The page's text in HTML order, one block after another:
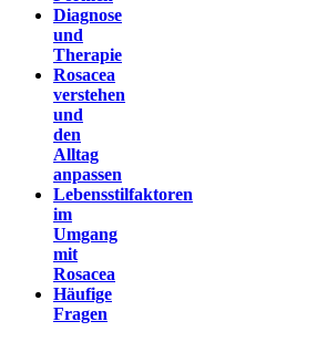
Diagnose
und
Therapie
Rosacea
verstehen
und
den
Alltag
anpassen
Lebensstilfaktoren
im
Umgang
mit
Rosacea
Häufige
Fragen